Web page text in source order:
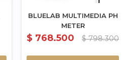
BLUELAB MULTIMEDIA PH
METER
$ 768.500 $ 798.300